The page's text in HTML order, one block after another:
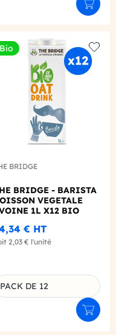
Bio
Add
BRIDGE
BRIDGE - BARISTA
VEGETALE
1L X12 BIO
€ HT
2,03 € l'unité
du produit
PACK DE 12